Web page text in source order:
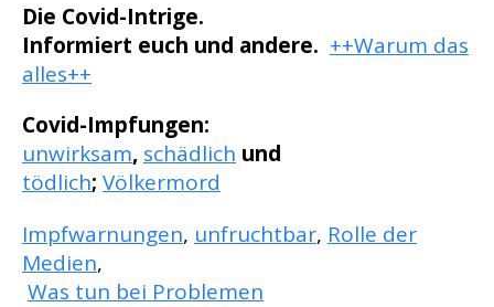
Die Covid-Intrige.
Informiert euch und andere. ++Warum das
alles++
Covid-Impfungen:
unwirksam, schädlich und
tödlich; Völkermord
Impfwarnungen, unfruchtbar, Rolle der
Medien,
Was tun bei Problemen